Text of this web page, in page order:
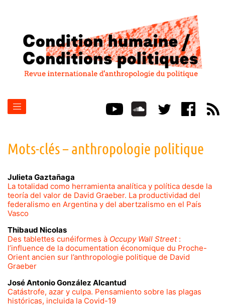
Mots-clés – anthropologie politique
Julieta Gaztañaga
La totalidad como herramienta analítica y política desde la
teoría del valor de David Graeber. La productividad del
federalismo en Argentina y del abertzalismo en el País
Vasco
Thibaud Nicolas
Des tablettes cunéiformes à Occupy Wall Street:
l’influence de la documentation économique du Proche-
Orient ancien sur l’anthropologie politique de David
Graeber
José Antonio González Alcantud
Catástrofe, azar y culpa. Pensamiento sobre las plagas
históricas, incluida la Covid-19